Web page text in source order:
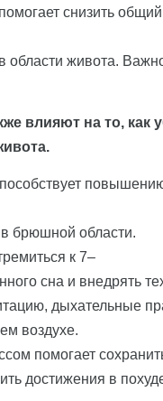
снизить
области живота.
влияют на то, как
брюшной области.
к 7–
сна и внедрять
дыхательные
воздухе.
помогает
достижения в